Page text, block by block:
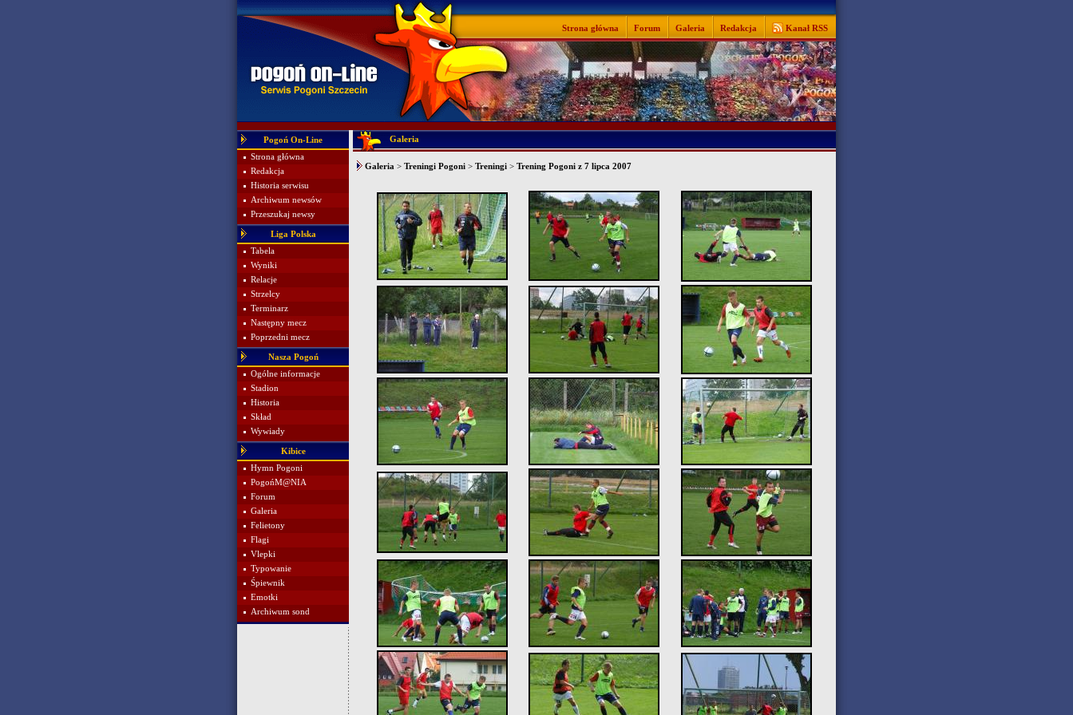
Strona główna Forum Galeria Redakcja Kanał RSS
Pogoń On-Line
Strona główna
Redakcja
Historia serwisu
Archiwum newsów
Przeszukaj newsy
Liga Polska
Tabela
Wyniki
Relacje
Strzelcy
Terminarz
Następny mecz
Poprzedni mecz
Nasza Pogoń
Ogólne informacje
Stadion
Historia
Skład
Wywiady
Kibice
Hymn Pogoni
PogońM@NIA
Forum
Galeria
Felietony
Flagi
Vlepki
Typowanie
Śpiewnik
Emotki
Archiwum sond
Galeria
Galeria > Treningi Pogoni > Treningi > Trening Pogoni z 7 lipca 2007